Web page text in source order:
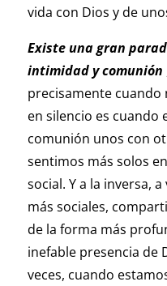
vida con Dios y de
Existe una gran
intimidad y comunión
precisamente cuando
en silencio es cuando
comunión unos con
sentimos más solos
social. Y a la inversa,
más sociales,
de la forma más
inefable presencia de
veces, cuando